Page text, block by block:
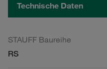
Technische Daten
STAUFF Baureihe
RS